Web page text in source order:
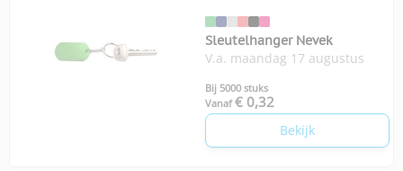
Sleutelhanger Nevek
V.a. maandag 17 augustus
Bij 5000 stuks
Vanaf € 0,32
Bekijk